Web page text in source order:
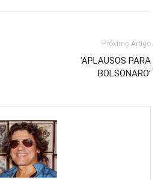
Próximo Artigo
‘APLAUSOS PARA
BOLSONARO’